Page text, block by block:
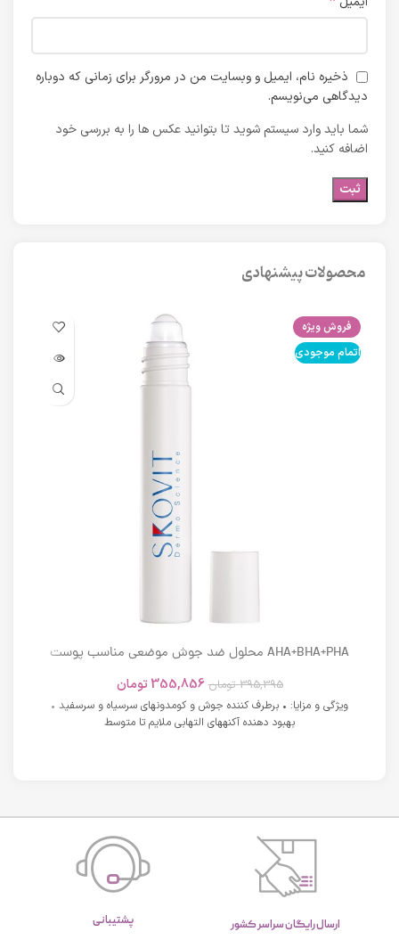
ذخیره نام، ایمیل و وبسایت من در مرورگر برای زمانی که دوباره
دیدگاهی می‌نویسم.
شما باید وارد سیستم شوید تا بتوانید عکس ها را به بررسی خود
اضافه کنید.
محصولات پیشنهادی
فروش ویژه
اتمام موجودی
AHA+BHA+PHA محلول ضد جوش موضعی مناسب پوست
395,395 تومان 355,856 تومان
ویژگی و مزایا: • برطرف کننده جوش و کومدونهای سرسیاه و سرسفید •
بهبود دهنده آکنههای التهابی ملایم تا متوسط
ارسال رایگان سراسر کشور پشتیبانی